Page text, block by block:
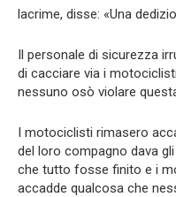
lacrime, disse: «Una
Il personale di sicurezza
di cacciare via i
nessuno osò violare
I motociclisti rimasero
del loro compagno dava
che tutto fosse finito e i
accadde qualcosa che